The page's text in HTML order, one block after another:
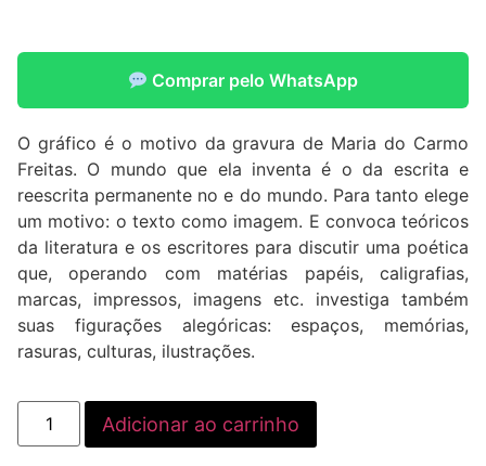
Comprar pelo WhatsApp
O gráfico é o motivo da gravura de Maria do Carmo
Freitas. O mundo que ela inventa é o da escrita e
reescrita permanente no e do mundo. Para tanto elege
um motivo: o texto como imagem. E convoca teóricos
da literatura e os escritores para discutir uma poética
que, operando com matérias papéis, caligrafias,
marcas, impressos, imagens etc. investiga também
suas figurações alegóricas: espaços, memórias,
rasuras, culturas, ilustrações.
Adicionar ao carrinho